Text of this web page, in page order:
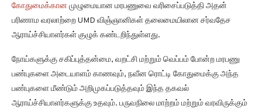
கோதுமைக்கான முழுமையான மரபணுவை வரிசைப்படுத்தி அதன்
பரிணாம வரலாற்றை UMD விஞ்ஞானிகள் தலைமையிலான சர்வதேச
ஆராய்ச்சியாளர்கள் குழுக் கண்டறிந்துள்ளது.
நோய்களுக்கு சகிப்புத்தன்மை, வறட்சி மற்றும் வெப்பம் போன்ற மரபணு
பண்புகளை அடையாளம் காணவும், நவீன ரொட்டி கோதுமைக்கு அந்த
பண்புகளை மீண்டும் அறிமுகப்படுத்தவும் இந்த தகவல்
ஆராய்ச்சியாளர்களுக்கு உதவும். பருவநிலை மாற்றம் மற்றும் வரவிருக்கும்